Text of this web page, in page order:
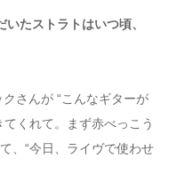
たストラトはいつ頃、
さんが “こんなギターが
くれて。まず赤べっこう
、“今日、ライヴで使わせ